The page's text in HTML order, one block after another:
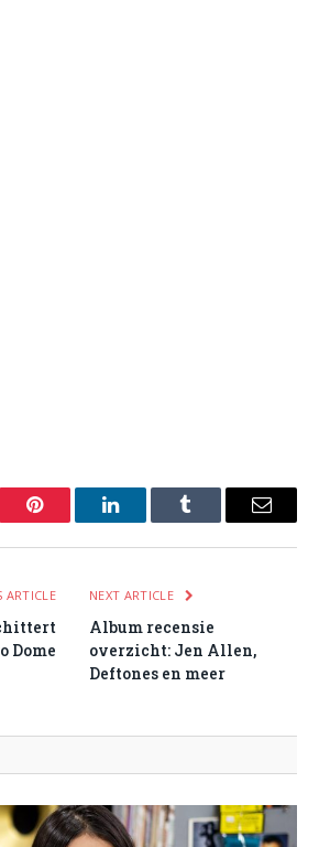
Pinterest LinkedInTumblr Email
ARTICLE
Dome
NEXT ARTICLE
Album recensie
overzicht: Jen Allen,
Deftones en meer